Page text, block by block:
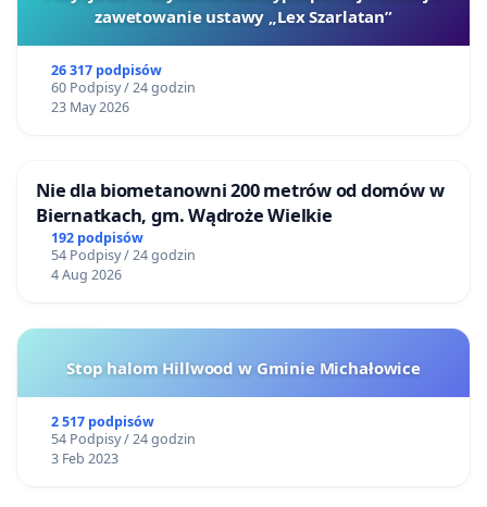
publiczną.
szczepionki przeciw COVID-19 — to nieprawda,
ponieważ możliwe jest leczenie choroby i
leków jak amantadyna, iwermektyna i wielu innych,
czy poprzez świadome wzmacnianie układu
odpornościowego.
2. Jedynym sposobem na uzyskanie odporności
też poprzez naturalną infekcję. W publikacji
„Antibody Evolution after SARS-CoV-2 mRNA”
międzynarodowy zespół złożony z dziewiętnastu
naukowców dowodzi, że naturalne przejście
zawetowanie ustawy „Lex Szarlatan”
26 317 podpisów
60 Podpisy / 24 godzin
23 May 2026
Nie dla biometanowni 200 metrów od domów w
Biernatkach, gm. Wądroże Wielkie
192 podpisów
54 Podpisy / 24 godzin
4 Aug 2026
Stop halom Hillwood w Gminie Michałowice
2 517 podpisów
54 Podpisy / 24 godzin
3 Feb 2023